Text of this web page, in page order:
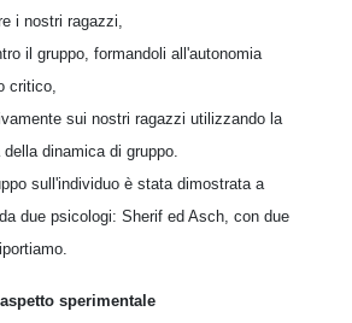
i nostri ragazzi,
il gruppo, formandoli all'autonomia
critico,
sui nostri ragazzi utilizzando la
dinamica di gruppo.
sull'individuo è stata dimostrata a
due psicologi: Sherif ed Asch, con due
sperimentale